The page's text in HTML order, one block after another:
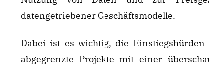
datengetriebener Geschäftsmodelle.
Dabei ist es wichtig, die
abgegrenzte Projekte mit einer